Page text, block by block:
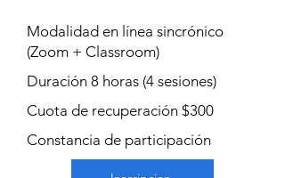
Modalidad en línea sincrónico
(Zoom + Classroom)
Duración 8 horas (4 sesiones)
Cuota de recuperación $300
Constancia de participación